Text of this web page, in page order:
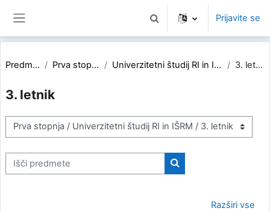
Preklopi iskalni vnosPrijavite se
Predmeti Prva stopnja Univerzitetni študij RI in IŠRM 3. letnik
3. letnik
Kategorije predmetov
Išči predmete
Išči predmete
Razširi vse